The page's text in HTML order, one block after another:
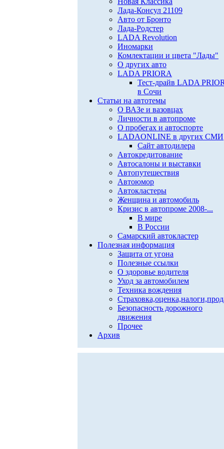
Лада-Консул 21109
Авто от Бронто
Лада-Родстер
LADA Revolution
Иномарки
Комлектации и цвета "Лады"
О других авто
LADA PRIORA
Тест-драйв LADA
в Сочи
Статьи на автотемы
О ВАЗе и вазовцах
Личности в автопроме
О пробегах и автоспорте
LADAONLINE в других СМИ
Сайт автодилера
Автокредитование
Автосалоны и выставки
Автопутешествия
Автоюмор
Автокластеры
Женщина и автомобиль
Кризис в автопроме 2008-...
В мире
В России
Самарский автокластер
Полезная информация
Защита от угона
Полезные ссылки
О здоровье водителя
Уход за автомобилем
Техника вождения
Безопасность дорожного
движения
Прочее
Архив